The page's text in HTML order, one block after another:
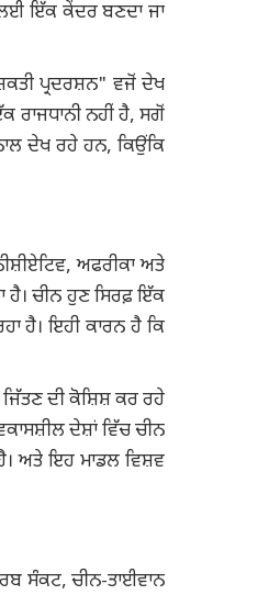
ਇੱਕ ਕੇਂਦਰ ਬਣਦਾ ਜਾ
ਪ੍ਰਦਰਸ਼ਨ" ਵਜੋਂ ਦੇਖ
ਰਾਜਧਾਨੀ ਨਹੀਂ ਹੈ, ਸਗੋਂ
ਦੇਖ ਰਹੇ ਹਨ, ਕਿਉਂਕਿ
ਅਫਰੀਕਾ ਅਤੇ
ਹੈ। ਚੀਨ ਹੁਣ ਸਿਰਫ਼ ਇੱਕ
ਹੈ। ਇਹੀ ਕਾਰਨ ਹੈ ਕਿ
ਦੀ ਕੋਸ਼ਿਸ਼ ਕਰ ਰਹੇ
ਦੇਸ਼ਾਂ ਵਿੱਚ ਚੀਨ
ਅਤੇ ਇਹ ਮਾਡਲ ਵਿਸ਼ਵ
ਸੰਕਟ, ਚੀਨ-ਤਾਈਵਾਨ